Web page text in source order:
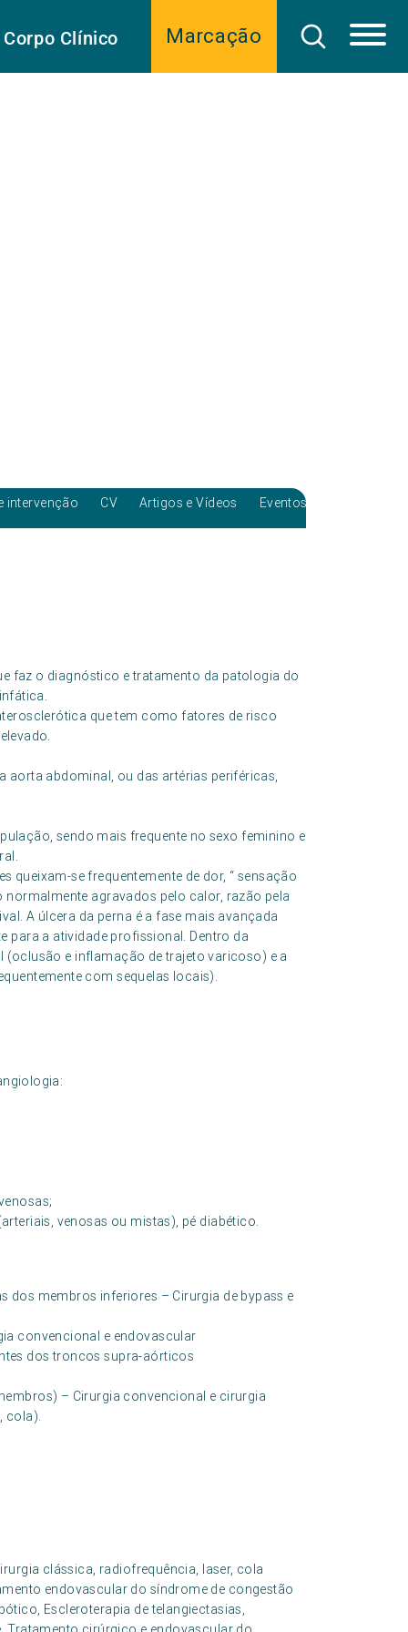
Marcação
Corpo Clínico
intervenção CV Artigos e Vídeos Eventos
faz o diagnóstico e tratamento da patologia do
que tem como fatores de risco
aorta abdominal, ou das artérias periféricas,
sendo mais frequente no sexo feminino e
queixam-se frequentemente de dor, “ sensação
normalmente agravados pelo calor, razão pela
A úlcera da perna é a fase mais avançada
para a atividade profissional. Dentro da
e inflamação de trajeto varicoso) e a
com sequelas locais).
venosas ou mistas), pé diabético.
dos membros inferiores – Cirurgia de bypass e
convencional e endovascular
dos troncos supra-aórticos
– Cirurgia convencional e cirurgia
cola).
clássica, radiofrequência, laser, cola
endovascular do síndrome de congestão
Escleroterapia de telangiectasias,